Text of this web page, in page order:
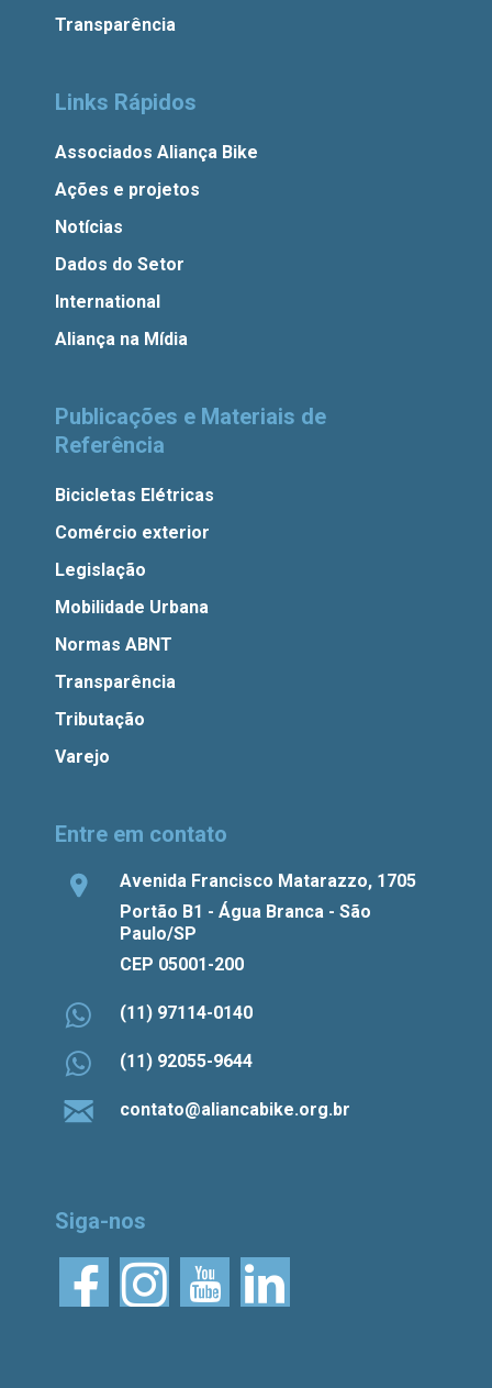
Transparência
Links Rápidos
Associados Aliança Bike
Ações e projetos
Notícias
Dados do Setor
International
Aliança na Mídia
Publicações e Materiais de
Referência
Bicicletas Elétricas
Comércio exterior
Legislação
Mobilidade Urbana
Normas ABNT
Transparência
Tributação
Varejo
Entre em contato
Avenida Francisco Matarazzo, 1705
Portão B1 - Água Branca - São
Paulo/SP
CEP 05001-200
(11) 97114-0140
(11) 92055-9644
contato@aliancabike.org.br
Siga-nos